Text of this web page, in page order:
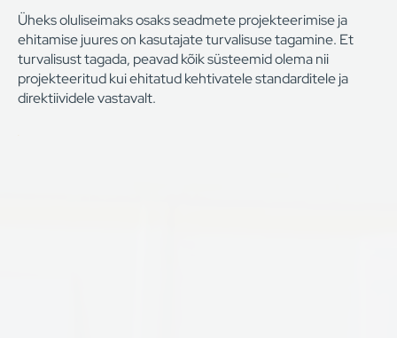
Üheks oluliseimaks osaks seadmete projekteerimise ja
ehitamise juures on kasutajate turvalisuse tagamine. Et
turvalisust tagada, peavad kõik süsteemid olema nii
projekteeritud kui ehitatud kehtivatele standarditele ja
direktiividele vastavalt.